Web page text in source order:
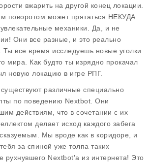
вжарить на другой конец локации.
поворотом может прятаться НЕКУДА
механики. Да, и не
Они все разные, и это реально
Ты все время исследуешь новые уголки
мира. Как будто ты изрядно прокачал
новую локацию в игре РПГ.
различные специально
по поведению Nextbot . Они
действиям, что в сочетании с их
делает исход каждого забега
Мы вроде как в коридоре, и
за спиной уже толпа таких
рухнувшего Nextbot'а из интернета! Это